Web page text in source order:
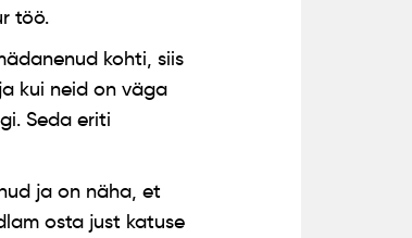
töö.
kohti, siis
kui neid on väga
Seda eriti
ja on näha, et
osta just katuse